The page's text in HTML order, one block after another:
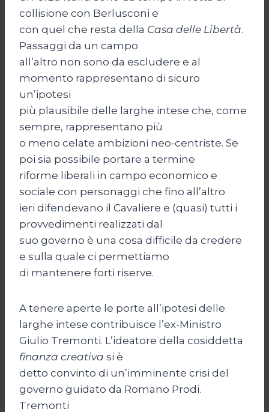
collisione con Berlusconi e
con quel che resta della Casa delle Libertà.
Passaggi da un campo
all’altro non sono da escludere e al
momento rappresentano di sicuro
un’ipotesi
più plausibile delle larghe intese che, come
sempre, rappresentano più
o meno celate ambizioni neo-centriste. Se
poi sia possibile portare a termine
riforme liberali in campo economico e
sociale con personaggi che fino all’altro
ieri difendevano il Cavaliere e (quasi) tutti i
provvedimenti realizzati dal
suo governo è una cosa difficile da credere
e sulla quale ci permettiamo
di mantenere forti riserve.
A tenere aperte le porte all’ipotesi delle
larghe intese contribuisce l’ex-Ministro
Giulio Tremonti. L’ideatore della cosiddetta
finanza creativa si è
detto convinto di un’imminente crisi del
governo guidato da Romano Prodi.
Tremonti